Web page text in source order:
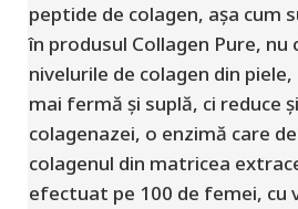
peptide de colagen, așa cum
în produsul Collagen Pure, nu
nivelurile de colagen din
mai fermă și suplă, ci reduce
colagenazei, o enzimă care
colagenul din matricea
efectuat pe 100 de femei, cu